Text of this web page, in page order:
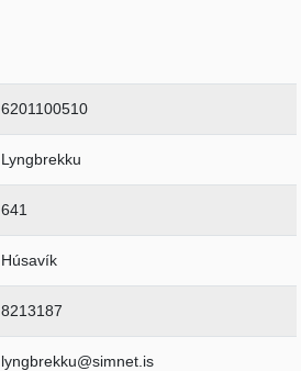
6201100510
Lyngbrekku
641
Húsavík
8213187
lyngbrekku@simnet.is